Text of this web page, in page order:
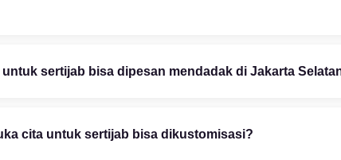
sertijab bisa dipesan mendadak di Jakarta
juga layanan express 2–4 jam untuk area tertentu. Hubungi
cita untuk sertijab bisa dikustomisasi?